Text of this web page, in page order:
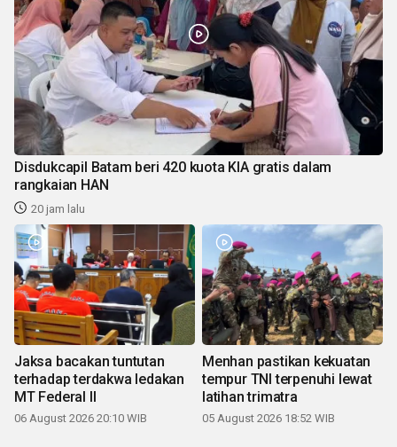
Disdukcapil Batam beri 420 kuota KIA gratis dalam
rangkaian HAN
20 jam lalu
Jaksa bacakan tuntutan
terhadap terdakwa ledakan
MT Federal II
06 August 2026 20:10 WIB
Menhan pastikan kekuatan
tempur TNI terpenuhi lewat
latihan trimatra
05 August 2026 18:52 WIB